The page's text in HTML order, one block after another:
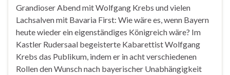
Grandioser Abend mit Wolfgang Krebs und vielen
Lachsalven mit Bavaria First: Wie wäre es, wenn Bayern
heute wieder ein eigenständiges Königreich wäre? Im
Kastler Rudersaal begeisterte Kabarettist Wolfgang
Krebs das Publikum, indem er in acht verschiedenen
Rollen den Wunsch nach bayerischer Unabhängigkeit